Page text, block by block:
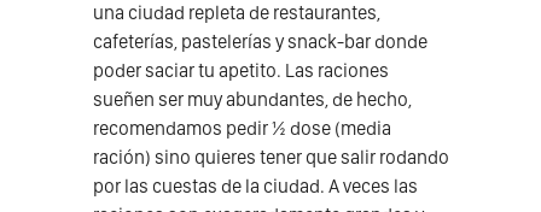
una ciudad repleta de restaurantes,
cafeterías, pastelerías y snack-bar donde
poder saciar tu apetito. Las raciones
sueñen ser muy abundantes, de hecho,
recomendamos pedir ½ dose (media
ración) sino quieres tener que salir rodando
por las cuestas de la ciudad. A veces las